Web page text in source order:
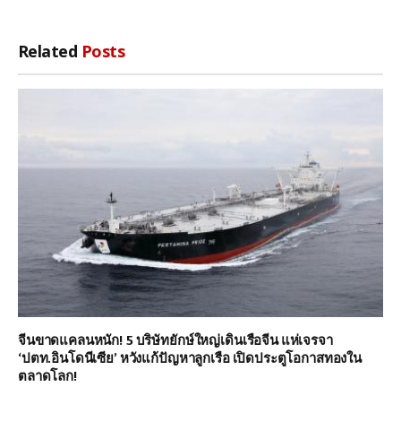
Related Posts
จีนขาดแคลนหนัก! 5 บริษัทยักษ์ใหญ่เดินเรือจีน แห่เจรจา
‘ปตท.อินโดนีเซีย’ หวังแก้ปัญหาลูกเรือ เปิดประตูโอกาสทองใน
ตลาดโลก!